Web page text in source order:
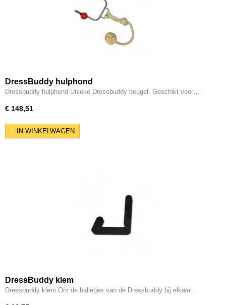
DressBuddy hulphond
Dressbuddy hulphond Unieke Dressbuddy beugel. Geschikt voor…
€ 148,51
IN WINKELWAGEN
DressBuddy klem
Dressbuddy klem Om de balletjes van de Dressbuddy bij elkaar…